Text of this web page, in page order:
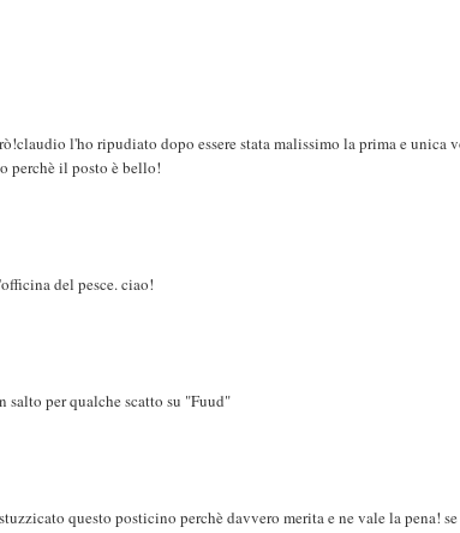
l'ho ripudiato dopo essere stata malissimo la prima e unica
perchè il posto è bello!
del pesce. ciao!
salto per qualche scatto su "Fuud"
questo posticino perchè davvero merita e ne vale la pena!